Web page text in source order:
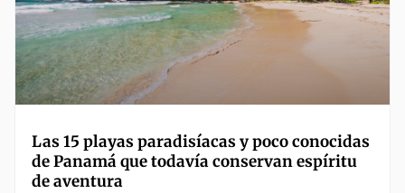
Las 15 playas paradisíacas y poco conocidas
de Panamá que todavía conservan espíritu
de aventura